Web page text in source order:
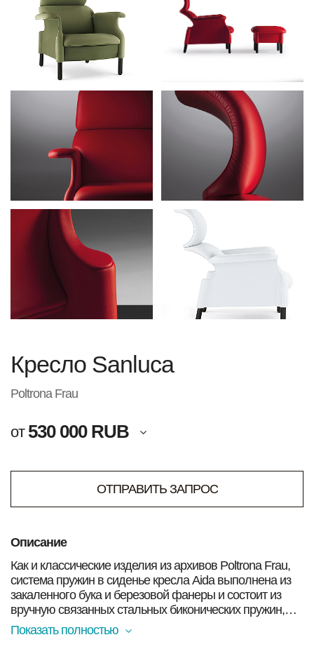
Кресло Sanluca
Poltrona Frau
от 530 000 RUB
ОТПРАВИТЬ ЗАПРОС
Описание
Как и классические изделия из архивов Poltrona Frau,
система пружин в сиденье кресла Aida выполнена из
закаленного бука и березовой фанеры и состоит из
вручную связанных стальных биконических пружин,
закрепленных на джутовых ремнях. Современные
Показать полностью